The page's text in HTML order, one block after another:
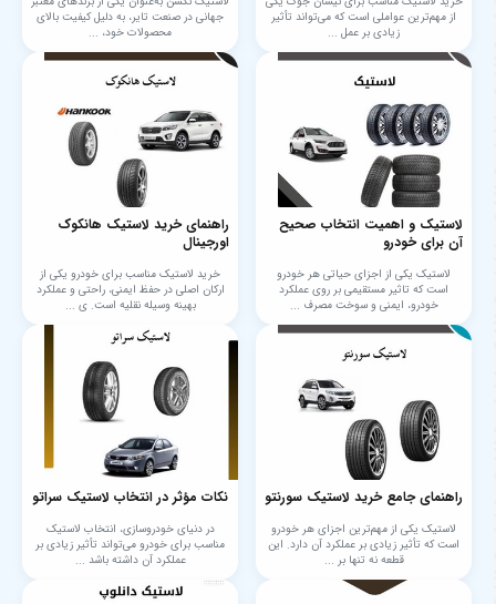
از مهم‌ترین عواملی است که می‌تواند تأثیر
زیادی بر عمل ...
جهانی در صنعت تایر، به دلیل کیفیت بالای
محصولات خود، ...
لاستیک و اهمیت انتخاب صحیح
آن برای خودرو
لاستیک یکی از اجزای حیاتی هر خودرو
است که تاثیر مستقیمی بر روی عملکرد
خودرو، ایمنی و سوخت‌ مصرف ...
راهنمای خرید لاستیک هانکوک
اورجینال
خرید لاستیک مناسب برای خودرو یکی از
ارکان اصلی در حفظ ایمنی، راحتی و عملکرد
بهینه وسیله نقلیه است. ی ...
راهنمای جامع خرید لاستیک سورنتو
لاستیک یکی از مهم‌ترین اجزای هر خودرو
است که تأثیر زیادی بر عملکرد آن دارد. این
قطعه نه تنها بر ...
نکات مؤثر در انتخاب لاستیک سراتو
در دنیای خودروسازی، انتخاب لاستیک
مناسب برای خودرو می‌تواند تأثیر زیادی بر
عملکرد آن داشته باشد ...